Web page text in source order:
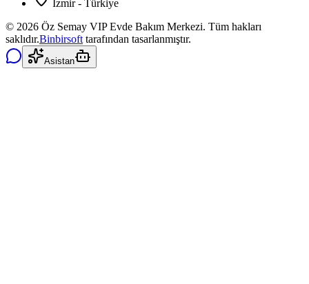
İzmir - Türkiye
© 2026 Öz Semay VIP Evde Bakım Merkezi. Tüm hakları
saklıdır.Binbirsoft tarafından tasarlanmıştır.
Asistan